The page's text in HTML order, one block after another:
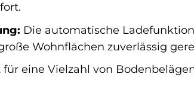
Die automatische
Wohnflächen zuverlässig
für eine Vielzahl von